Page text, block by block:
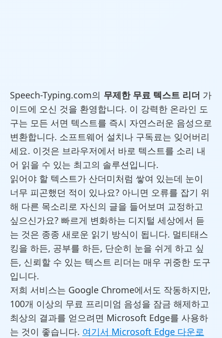
Speech-Typing.com의 무제한 무료 텍스트 리더 가
이드에 오신 것을 환영합니다. 이 강력한 온라인 도
구는 모든 서면 텍스트를 즉시 자연스러운 음성으로
변환합니다. 소프트웨어 설치나 구독료는 잊어버리
세요. 이것은 브라우저에서 바로 텍스트를 소리 내
어 읽을 수 있는 최고의 솔루션입니다.
읽어야 할 텍스트가 산더미처럼 쌓여 있는데 눈이
너무 피곤했던 적이 있나요? 아니면 오류를 잡기 위
해 다른 목소리로 자신의 글을 들어보며 교정하고
싶으신가요? 빠르게 변화하는 디지털 세상에서 듣
는 것은 종종 새로운 읽기 방식이 됩니다. 멀티태스
킹을 하든, 공부를 하든, 단순히 눈을 쉬게 하고 싶
든, 신뢰할 수 있는 텍스트 리더는 매우 귀중한 도구
입니다.
저희 서비스는 Google Chrome에서도 작동하지만,
100개 이상의 무료 프리미엄 음성을 잠금 해제하고
최상의 결과를 얻으려면 Microsoft Edge를 사용하
는 것이 좋습니다. 여기서 Microsoft Edge 다운로